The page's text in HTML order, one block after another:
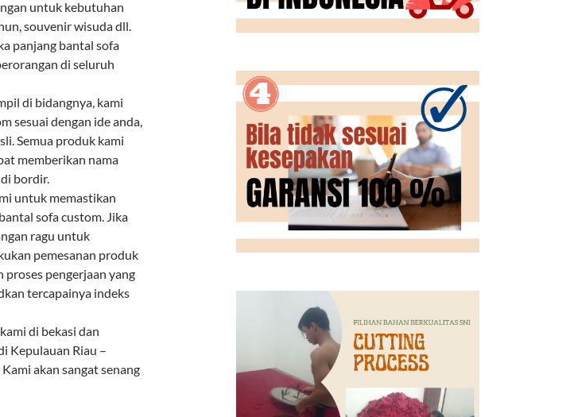
untuk kebutuhan
souvenir wisuda dll.
panjang bantal sofa
di seluruh
di bidangnya, kami
sesuai dengan ide anda,
Semua produk kami
memberikan nama
bordir.
untuk memastikan
sofa custom. Jika
ragu untuk
pemesanan produk
proses pengerjaan yang
tercapainya indeks
di bekasi dan
Kepulauan Riau –
akan sangat senang